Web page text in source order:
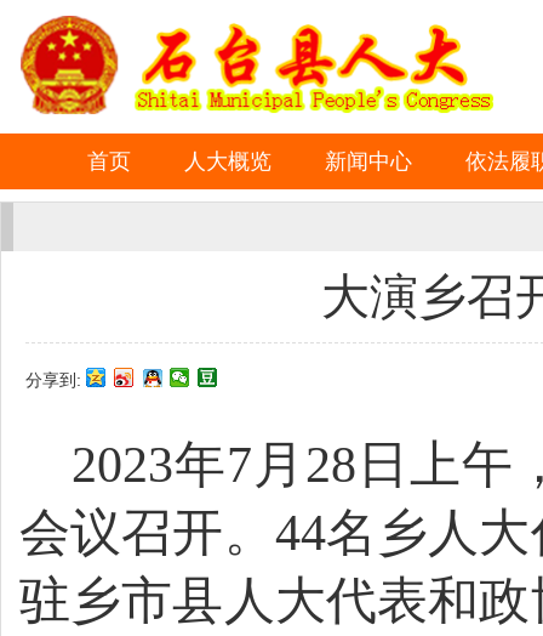
首页 人大概览 新闻中心 依法履
大演乡召
分享到:
2023年7月28日上
会议召开。44名乡人
驻乡市县人大代表和